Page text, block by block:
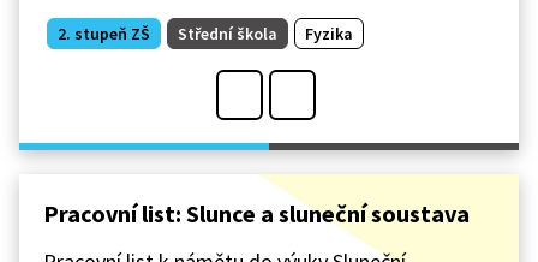
2. stupeň ZŠ Střední škola Fyzika
Pracovní list: Slunce a sluneční soustava